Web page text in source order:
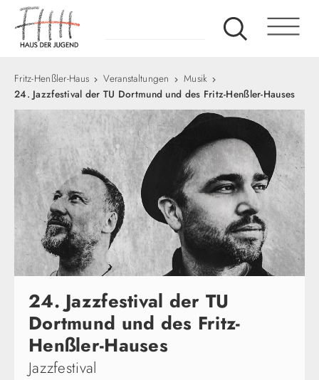
Fritz-Henßler-Haus Veranstaltungen
Musik
24. Jazzfestival der TU Dortmund und des Fritz-Henßler-Hauses
24. Jazzfestival der TU
Dortmund und des Fritz-
Henßler-Hauses
Jazzfestival